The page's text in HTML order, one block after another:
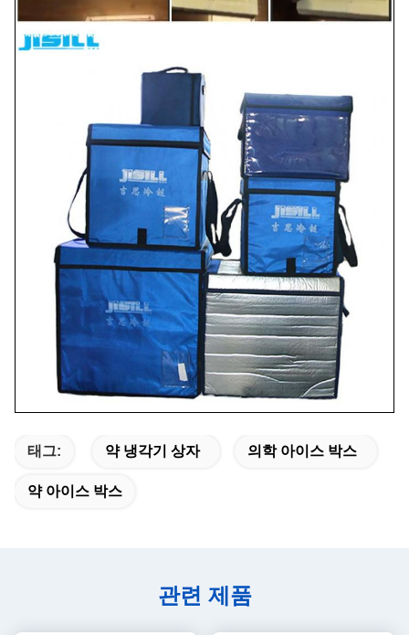
태그: 약 냉각기 상자 의학 아이스 박스
약 아이스 박스
관련 제품